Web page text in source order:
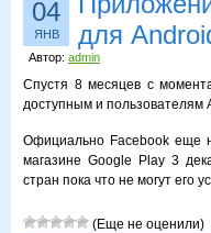
04
ЯНВ
для
Автор: admin
Спустя 8 месяцев с
доступным и пользователям
Официально Facebook еще
магазине Google Play 3
стран пока что не могут его
(Еще не оценили)